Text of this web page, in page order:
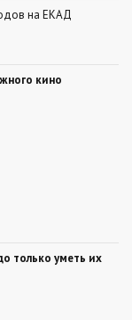
на ЕКАД
кино
только уметь их